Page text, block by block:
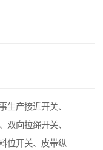
生产接近开关、
双向拉绳开关、
位开关、皮带纵